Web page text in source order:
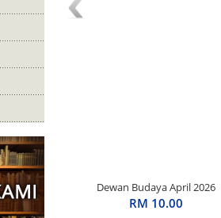
Dewan Budaya April 2026
RM 10.00